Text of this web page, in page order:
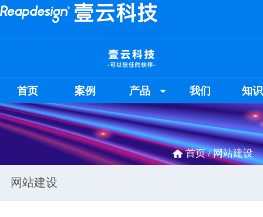
首页 案例 产品 我们 知
首页 /网站建设
网站建设